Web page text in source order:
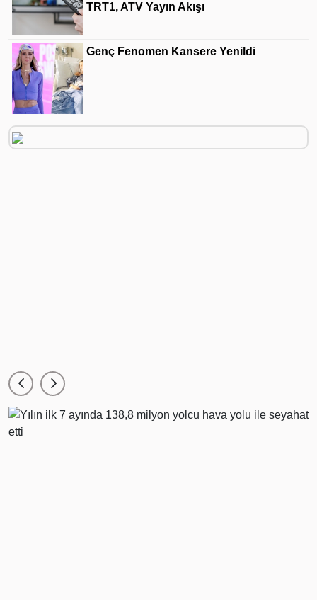
TRT1, ATV Yayın Akışı
Genç Fenomen Kansere Yenildi